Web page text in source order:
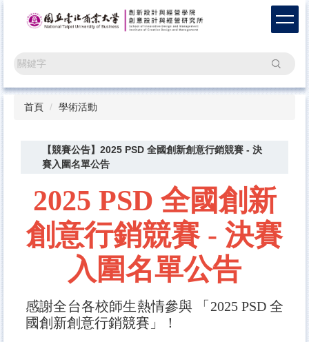
區
搜尋
首頁 學術活動
【競賽公告】2025 PSD 全國創新創意行銷競賽 - 決
賽入圍名單公告
2025 PSD 全國創新
創意行銷競賽 - 決賽
入圍名單公告
感謝全台各校師生熱情參與 「2025 PSD 全
國創新創意行銷競賽」！